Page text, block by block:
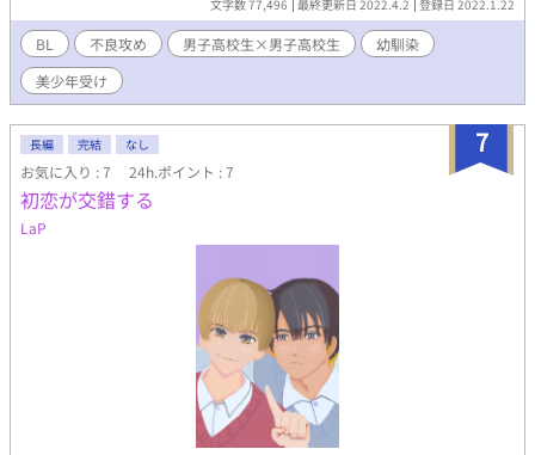
文字数 77,496 最終更新日 2022.4.2 登録日 2022.1.22
BL 不良攻め 男子高校生×男子高校生
幼馴染
美少年受け
7
長編 完結 なし
お気に入り : 7 24h.ポイント : 7
初恋が交錯する
LaP